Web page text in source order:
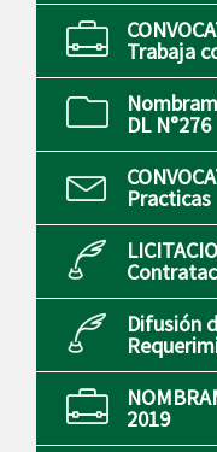
Trabaja
DL N°276
Practicas
Difusión
2019